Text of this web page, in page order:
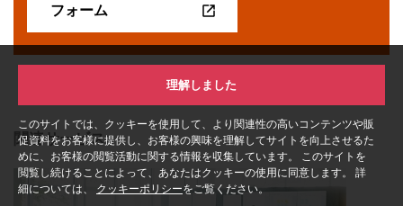
このサイトでは、クッキーを使用して、より関連性の高いコンテンツや販
促資料をお客様に提供し、お客様の興味を理解してサイトを向上させるた
めに、お客様の閲覧活動に関する情報を収集しています。 このサイトを
閲覧し続けることによって、あなたはクッキーの使用に同意します。 詳
細については、 クッキーポリシーをご覧ください。
理解しました
フォーム
関連サービス